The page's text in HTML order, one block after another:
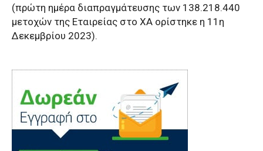
(πρώτη ημέρα διαπραγμάτευσης των 138.218.440
μετοχών της Εταιρείας στο ΧΑ ορίστηκε η 11η
Δεκεμβρίου 2023).